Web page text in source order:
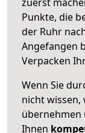
Punkte, die
der Ruhr
Angefangen
Verpacken
Wenn Sie
nicht wissen,
übernehmen
Ihnen